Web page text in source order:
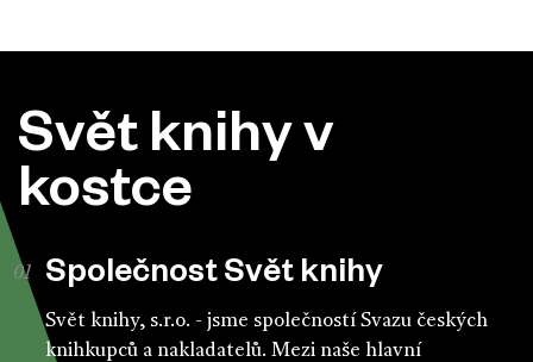
Svět knihy v
kostce
Společnost Svět knihy
Svět knihy, s.r.o. - jsme společností Svazu českých
knihkupců a nakladatelů. Mezi naše hlavní